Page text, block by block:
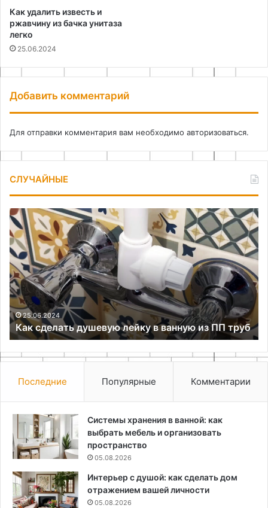
Как удалить известь и
ржавчину из бачка унитаза
легко
25.06.2024
Добавить комментарий
Для отправки комментария вам необходимо авторизоваться.
СЛУЧАЙНЫЕ
Как
сделать
душевую
лейку
в
ванную
из
ПП
труб25.06.2024
Как сделать душевую лейку в ванную из ПП труб
в
Последние Популярные Комментарии
Системы хранения в ванной: как
выбрать мебель и организовать
пространство
05.08.2026
Интерьер с душой: как сделать дом
отражением вашей личности
05.08.2026